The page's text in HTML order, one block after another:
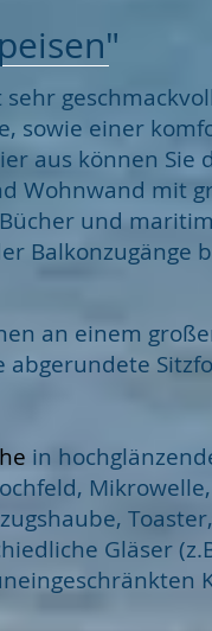
sehr
sowie einer
aus können Sie
Wohnwand mit
und
Balkonzugänge
an einem
abgerundete
in
Gläser